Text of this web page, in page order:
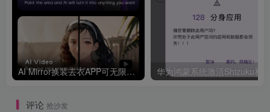
AI Mirror换装去衣APP可无限白嫖！
评论 抢沙发